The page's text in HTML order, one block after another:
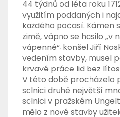
44 týdnů od léta roku
využitím poddaných i
každého počasí. Kámen
zimě, vápno se hasilo „v
vápenné“, konšel Jiří
vedením stavby, musel
krvavé práce lid bez
V této době procházelo
solnici druhé největší
solnici v pražském
mělo z nové stavby